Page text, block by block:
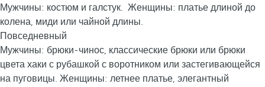
Мужчины: костюм и галстук. Женщины: платье длиной до
колена, миди или чайной длины.
Повседневный
Мужчины: брюки-чинос, классические брюки или брюки
цвета хаки с рубашкой с воротником или застегивающейся
на пуговицы. Женщины: летнее платье, элегантный